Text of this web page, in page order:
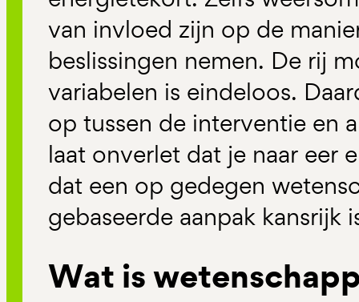
van invloed zijn op de
beslissingen nemen. De rij
variabelen is eindeloos.
op tussen de interventie en
laat onverlet dat je naar eer
dat een op gedegen
gebaseerde aanpak kansrijk
Wat is